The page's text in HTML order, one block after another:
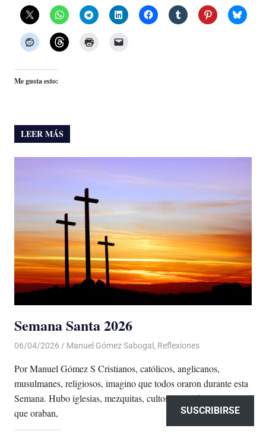
Me gusta esto:
LEER MÁS
Semana Santa 2026
06/04/2026 De todo un Poco
Manuel Gómez Sabogal , Reflexiones
Por Manuel Gómez S Cristianos, católicos, anglicanos,
musulmanes, religiosos, imagino que todos oraron durante esta
Semana. Hubo iglesias, mezquitas, cultos llenos de personas
que oraban,
SUSCRIBIRSE